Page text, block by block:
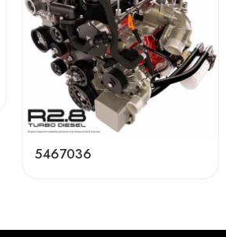
5467036